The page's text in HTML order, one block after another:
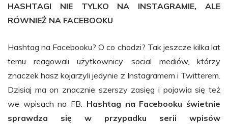
HASHTAGI NIE TYLKO NA INSTAGRAMIE, ALE
RÓWNIEŻ NA FACEBOOKU
Hashtag na Facebooku? O co chodzi? Tak jeszcze kilka lat
temu reagowali użytkownicy social mediów, którzy
znaczek hasz kojarzyli jedynie z Instagramem i Twitterem.
Dzisiaj ma on znacznie szerszy zasięg i pojawia się też
we wpisach na FB. Hashtag na Facebooku świetnie
sprawdza się w przypadku serii wpisów